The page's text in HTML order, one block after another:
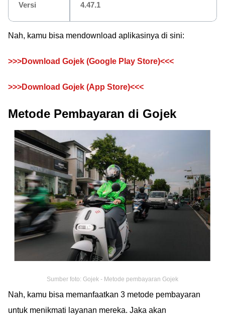
Versi 4.47.1
Nah, kamu bisa mendownload aplikasinya di sini:
>>>Download Gojek (Google Play Store)<<<
>>>Download Gojek (App Store)<<<
Metode Pembayaran di Gojek
Sumber foto: Gojek - Metode pembayaran Gojek
Nah, kamu bisa memanfaatkan 3 metode pembayaran
untuk menikmati layanan mereka. Jaka akan